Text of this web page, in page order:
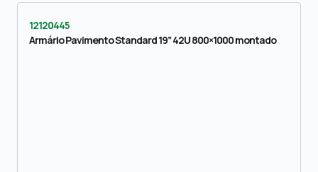
12120445
Armário Pavimento Standard 19” 42U 800×1000 montado